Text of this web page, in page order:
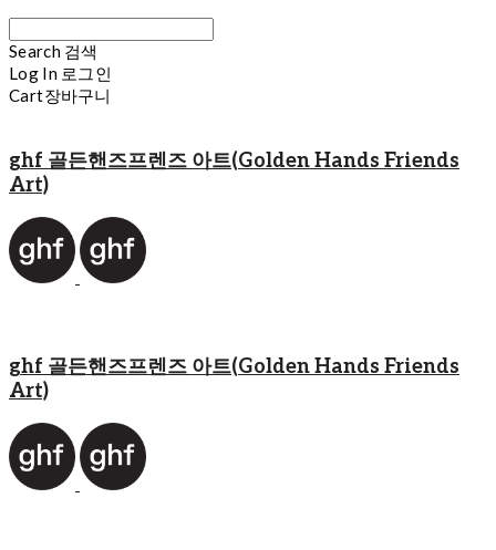
Search 검색
Log In 로그인
Cart장바구니
ghf 골든핸즈프렌즈 아트(Golden Hands Friends
Art)
ghf 골든핸즈프렌즈 아트(Golden Hands Friends
Art)